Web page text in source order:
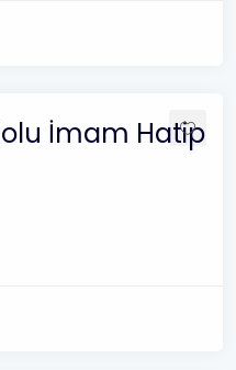
İmam Hatip